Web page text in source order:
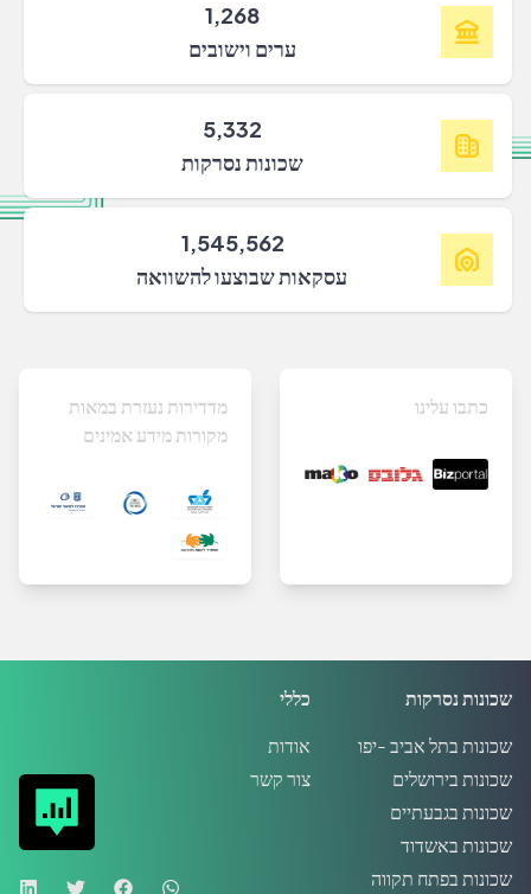
1,268
ערים וישובים
5,332
שכונות נסרקות
1,545,562
עסקאות שבוצעו להשוואה
מדדירות נעזרת במאות
מקורות מידע אמינים
כתבו עלינו
כללי
אודות
צור קשר
שכונות נסרקות
שכונות בתל אביב -יפו
שכונות בירושלים
שכונות בגבעתיים
שכונות באשדוד
שכונות בפתח תקווה